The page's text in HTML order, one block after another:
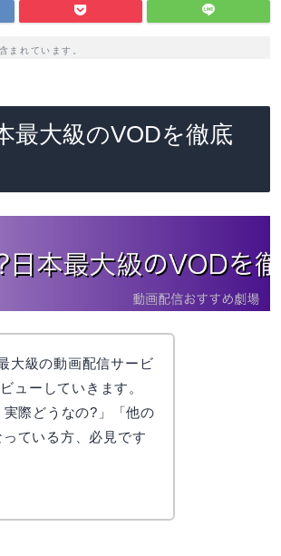
まれています。
最大級のVODを徹底
大級の動画配信サービ
ューしていきます。
際どうなの?」「他の
ている方、必見です